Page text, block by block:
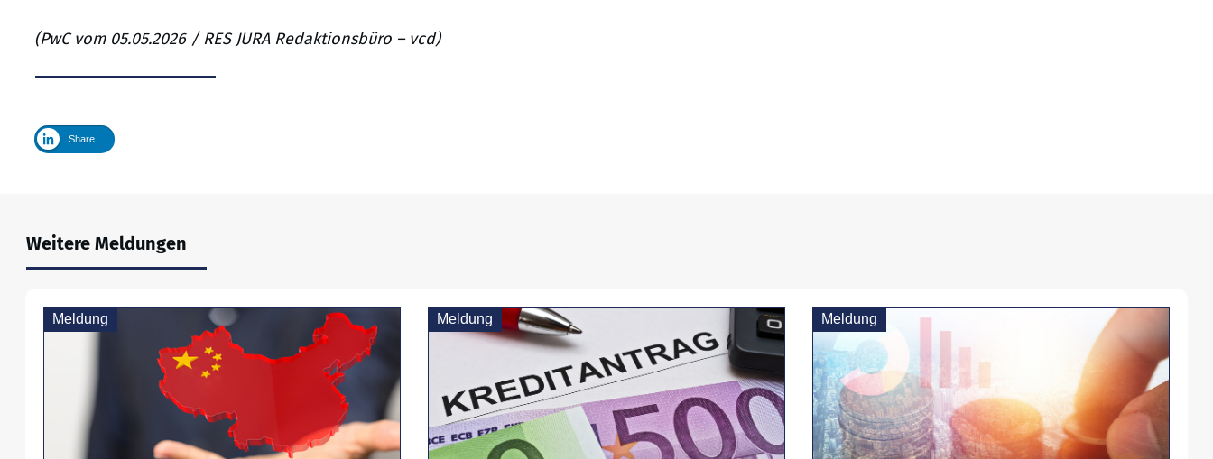
(PwC vom 05.05.2026 / RES JURA Redaktionsbüro – vcd)
Share
Weitere Meldungen
Meldung Meldung Meldung